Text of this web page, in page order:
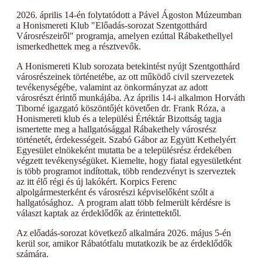
2026. április 14-én folytatódott a Pável Ágoston Múzeumban
a Honismereti Klub "Előadás-sorozat Szentgotthárd
Városrészeiről" programja, amelyen ezúttal Rábakethellyel
ismerkedhettek meg a résztvevők.
A Honismereti Klub sorozata betekintést nyújt Szentgotthárd
városrészeinek történetébe, az ott működő civil szervezetek
tevékenységébe, valamint az önkormányzat az adott
városrészt érintő munkájába. Az április 14-i alkalmon Horváth
Tiborné igazgató köszöntőjét követően dr. Frank Róza, a
Honismereti klub és a települési Értéktár Bizottság tagja
ismertette meg a hallgatósággal Rábakethely városrész
történetét, érdekességeit. Szabó Gábor az Együtt Kethelyért
Egyesület elnökeként mutatta be a településrész érdekében
végzett tevékenységüket. Kiemelte, hogy fiatal egyesületként
is több programot indítottak, több rendezvényt is szerveztek
az itt élő régi és új lakókért. Korpics Ferenc
alpolgármesterként és városrészi képviselőként szólt a
hallgatósághoz. A program alatt több felmerült kérdésre is
választ kaptak az érdeklődők az érintettektől.
Az előadás-sorozat következő alkalmára 2026. május 5-én
kerül sor, amikor Rábatótfalu mutatkozik be az érdeklődők
számára.